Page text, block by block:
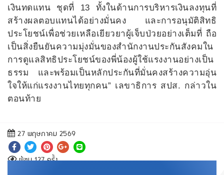
เงินทดแทน ชุดที่ 13 ทั้งในด้านการบริหารเงินลงทุนที่
สร้างผลตอบแทนได้อย่างมั่นคง และการอนุมัติสิทธิ
ประโยชน์เพื่อช่วยเหลือเยียวยาผู้เจ็บป่วยอย่างเต็มที่ ถือ
เป็นสิ่งยืนยันความมุ่งมั่นของสำนักงานประกันสังคมใน
การดูแลสิทธิประโยชน์ของพี่น้องผู้ใช้แรงงานอย่างเป็น
ธรรม และพร้อมเป็นหลักประกันที่มั่นคงสร้างความอุ่น
ใจให้แก่แรงงานไทยทุกคน” เลขาธิการ สปส. กล่าวใน
ตอนท้าย
27 พฤษภาคม 2569
ผู้ชม 127 ครั้ง